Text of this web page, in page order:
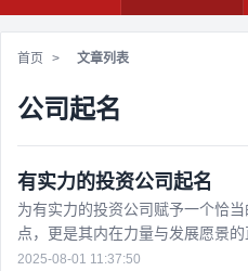
首页 > 文章列表
公司起名
有实力的投资公司起名​
为有实力的投资公司赋予一个恰
点，更是其内在力量与发展愿景
的名称，能在传递专业感的同时，
2025-08-01 11:37:50